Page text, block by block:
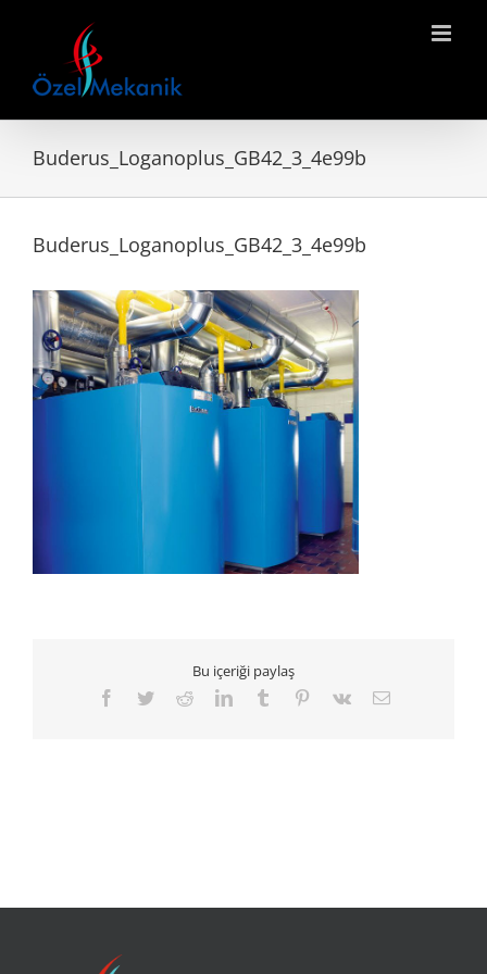
Buderus_Loganoplus_GB42_3_4e99b
Buderus_Loganoplus_GB42_3_4e99b
Bu içeriği paylaş
Facebook
TwitterRedditLinkedInTumblr Pinterest
Vk
E-